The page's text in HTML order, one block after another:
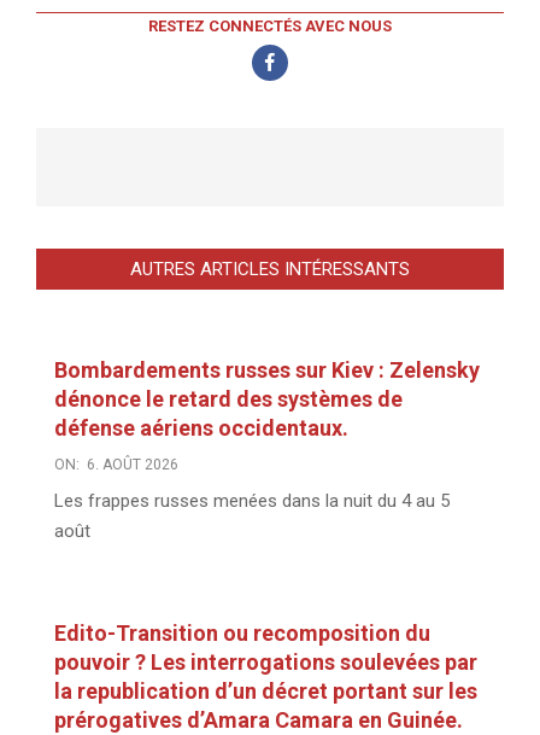
RESTEZ CONNECTÉS AVEC NOUS
AUTRES ARTICLES INTÉRESSANTS
Bombardements russes sur Kiev : Zelensky
dénonce le retard des systèmes de
défense aériens occidentaux.
ON: 6. AOÛT 2026
Les frappes russes menées dans la nuit du 4 au 5
août
Edito-Transition ou recomposition du
pouvoir ? Les interrogations soulevées par
la republication d’un décret portant sur les
prérogatives d’Amara Camara en Guinée.